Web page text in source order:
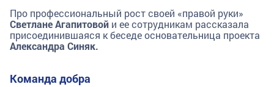
Про профессиональный рост своей «правой руки»
Светлане Агапитовой и ее сотрудникам рассказала
присоединившаяся к беседе основательница проекта
Александра Синяк.
Команда добра